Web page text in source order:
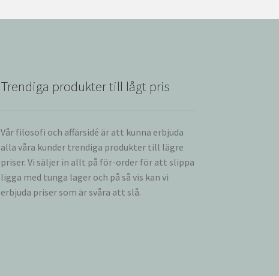
Trendiga produkter till lågt pris
Vår filosofi och affärsidé är att kunna erbjuda
alla våra kunder trendiga produkter till lägre
priser. Vi säljer in allt på för-order för att slippa
ligga med tunga lager och på så vis kan vi
erbjuda priser som är svåra att slå.